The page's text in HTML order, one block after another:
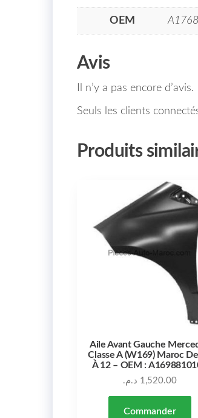
OEM
Avis
Il n’y a pas encore d’avis.
Seuls les clients
Produits
Aile Avant Gauche
Classe A (W169) Maroc
À 12 – OEM :
1,520.00 د.م.
Commander